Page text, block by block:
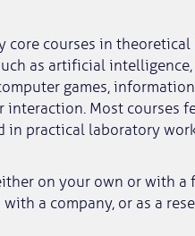
courses in theoretical
as artificial
games,
Most courses
practical laboratory
on your own or with a
a company, or as a